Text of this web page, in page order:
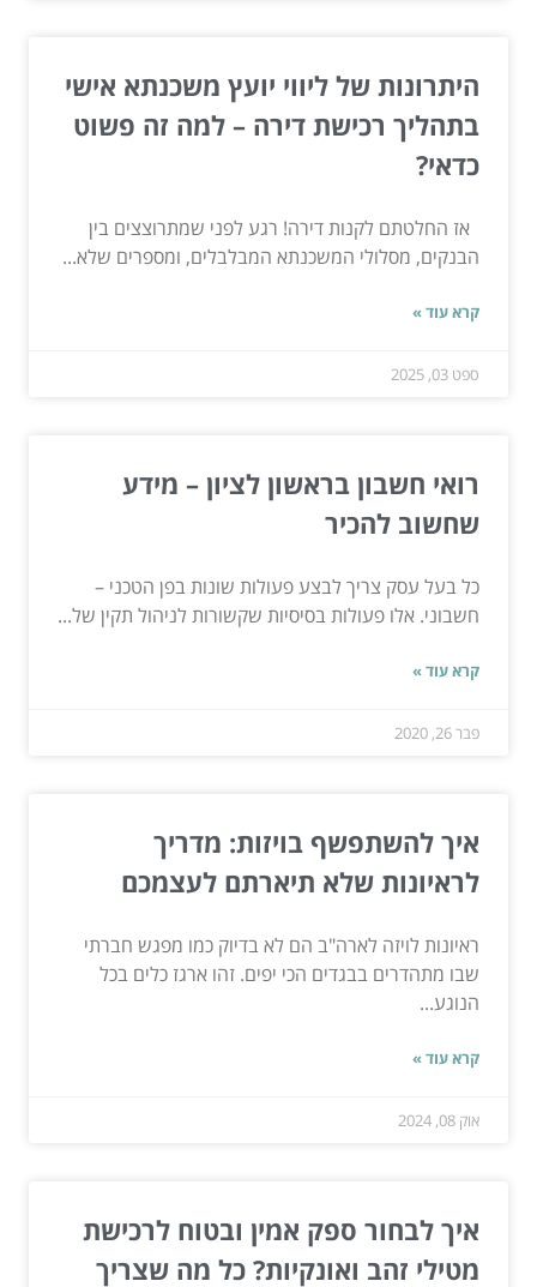
היתרונות של ליווי יועץ משכנתא אישי
בתהליך רכישת דירה – למה זה פשוט
כדאי?
אז החלטתם לקנות דירה! רגע לפני שמתרוצצים בין
הבנקים, מסלולי המשכנתא המבלבלים, ומספרים שלא...
קרא עוד »
ספט 03, 2025
רואי חשבון בראשון לציון – מידע
שחשוב להכיר
כל בעל עסק צריך לבצע פעולות שונות בפן הטכני –
חשבוני. אלו פעולות בסיסיות שקשורות לניהול תקין של...
קרא עוד »
פבר 26, 2020
איך להשתפשף בויזות: מדריך
לראיונות שלא תיארתם לעצמכם
ראיונות לויזה לארה"ב הם לא בדיוק כמו מפגש חברתי
שבו מתהדרים בבגדים הכי יפים. זהו ארגז כלים בכל
הנוגע...
קרא עוד »
אוק 08, 2024
איך לבחור ספק אמין ובטוח לרכישת
מטילי זהב ואונקיות? כל מה שצריך